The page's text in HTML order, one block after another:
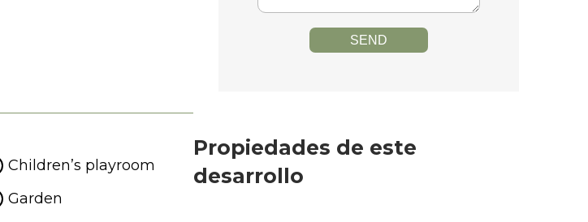
Children’s playroom
Garden
SEND
Propiedades de este
desarrollo